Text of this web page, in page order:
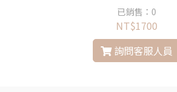
已銷售：0
NT$1700
詢問客服人員